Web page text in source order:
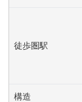
徒歩圏駅
構造